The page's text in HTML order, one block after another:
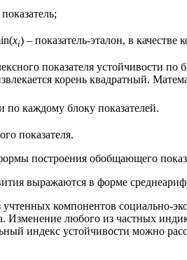
xi) – показатель-эталон, в
показателя устойчивости
корень квадратный.
по каждому блоку показателей.
показателя.
построения обобщающего
выражаются в форме
компонентов социально-
Изменение любого из частных
индекс устойчивости можно